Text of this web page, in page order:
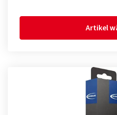
Artikel